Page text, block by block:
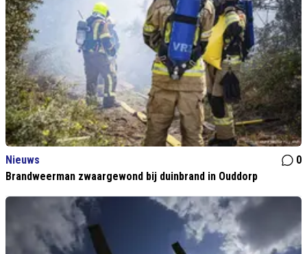
Nieuws
0
Brandweerman zwaargewond bij duinbrand in Ouddorp